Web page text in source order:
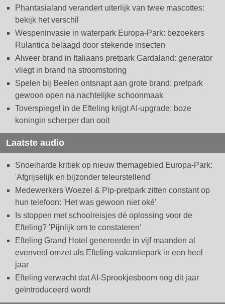
Phantasialand verandert uiterlijk van twee mascottes:
bekijk het verschil
Wespeninvasie in waterpark Europa-Park: bezoekers
Rulantica belaagd door stekende insecten
Alweer brand in Italiaans pretpark Gardaland: generator
vliegt in brand na stroomstoring
Spelen bij Beelen ontsnapt aan grote brand: pretpark
gewoon open na nachtelijke schoonmaak
Toverspiegel in de Efteling krijgt AI-upgrade: boze
koningin scherper dan ooit
Laatste audio
Snoeiharde kritiek op nieuw themagebied Europa-Park:
'Afgrijselijk en bijzonder teleurstellend'
Medewerkers Woezel & Pip-pretpark zitten constant op
hun telefoon: 'Het was gewoon niet oké'
Is stoppen met schoolreisjes dé oplossing voor de
Efteling? 'Pijnlijk om te constateren'
Efteling Grand Hotel genereerde in vijf maanden al
evenveel omzet als Efteling-vakantiepark in een heel
jaar
Efteling verwacht dat AI-Sprookjesboom nog dit jaar
geïntroduceerd wordt